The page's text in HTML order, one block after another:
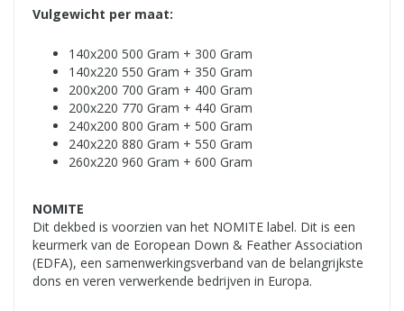
Vulgewicht per maat:
140x200­­­­­ 500 Gram + 300 Gram­­­­­­­­­­­
140x220­­­­­ 550 Gram + 350 Gram­­­­­­­­­­­
200x200­­­­­ 700 Gram + 400 Gram­­­­­­­­­­­
200x220­­­­­ 770 Gram + 440 Gram­­­­­­­­­­­
240x200­­­­­ 800 Gram + 500 Gram­­­­­­­­­­­
240x220­­­­­ 880 Gram + 550 Gram­­­­­­­­­­­
260x220 960 Gram + 600 Gram
NOMITE
Dit dekbed is voorzien van het NOMITE label. Dit is een
keurmerk van de Eoropean Down & Feather Association
(EDFA), een samenwerkingsverband van de belangrijkste
dons en veren verwerkende bedrijven in Europa.